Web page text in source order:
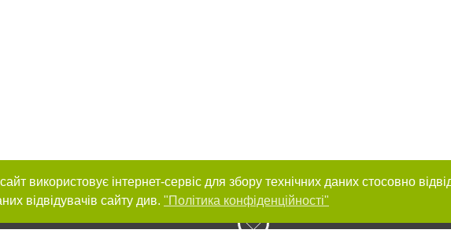
використовує інтернет-сервіс для збору технічних даних стосовно
відвідувачів сайту див. "Політика конфіденційності"